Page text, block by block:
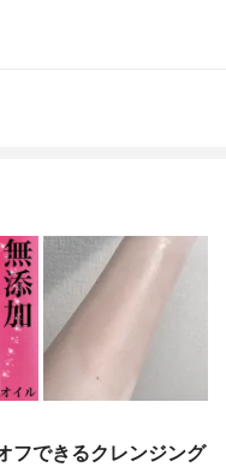
フできるクレンジング